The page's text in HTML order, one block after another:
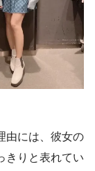
由には、彼女の
きりと表れてい